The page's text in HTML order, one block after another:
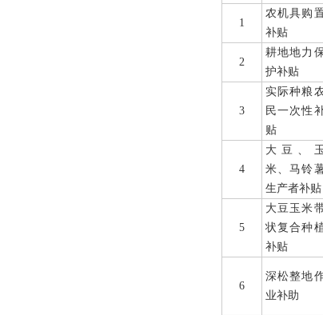
1
农机具购
补贴
2
耕地地力
护补贴
3
实际种粮
民一次性
贴
4
大豆、玉
米、马铃
生产者补贴
5
大豆玉米
状复合种
补贴
6
深松整地
业补助